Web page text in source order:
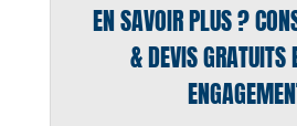
EN SAVOIR PLUS ?
& DEVIS GRATUITS